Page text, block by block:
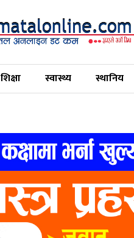
शिक्षा स्वास्थ्य स्थानिय